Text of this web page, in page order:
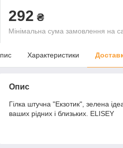
292 ₴
Мінімальна сума замовлення на
Характеристики
Опис
Гілка штучна "Екзотик", зелена
ваших рідних і близьких. ELISEY